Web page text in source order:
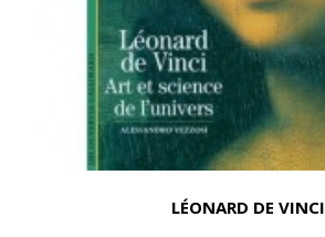
LÉONARD DE VINCI